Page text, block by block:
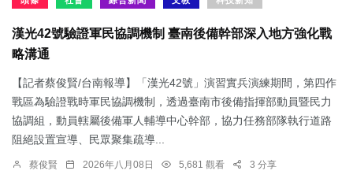
漢光42號驗證軍民協調機制 臺南後備幹部深入地方強化戰
略溝通
【記者蔡俊賢/台南報導】「漢光42號」演習實兵演練期間，第四作
戰區為驗證戰時軍民協調機制，透過臺南市後備指揮部動員暨民力
協調組，動員轄屬後備軍人輔導中心幹部，協力任務部隊執行道路
阻絕設置宣導、民眾聚集疏導...
蔡俊賢 2026年八月08日 5,681 觀看 3 分享